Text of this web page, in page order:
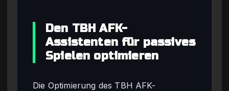
Den TBH AFK-
Assistenten für passives
Spielen optimieren
Die Optimierung des TBH AFK-